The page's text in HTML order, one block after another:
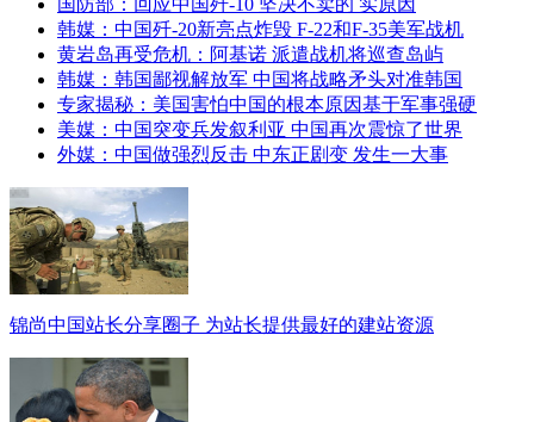
韩媒：中国歼-20新亮点炸毁 F-22和F-35美军战机
黄岩岛再受危机：阿基诺 派遣战机将巡查岛屿
韩媒：韩国鄙视解放军 中国将战略矛头对准韩国
专家揭秘：美国害怕中国的根本原因基于军事强硬
美媒：中国突变兵发叙利亚 中国再次震惊了世界
外媒：中国做强烈反击 中东正剧变 发生一大事
锦尚中国站长分享圈子 为站长提供最好的建站资源